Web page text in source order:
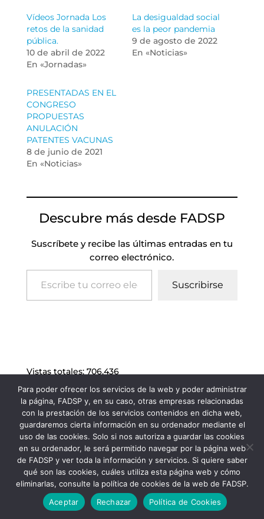
Vídeos Jornada Los
retos de la sanidad
pública.
10 de abril de 2022
En «Jornadas»
La desigualdad social
es la peor pandemia
9 de agosto de 2022
En «Noticias»
PRESENTADAS EN EL
CONGRESO
PROPUESTAS
ANULACIÓN
PATENTES VACUNAS
8 de junio de 2021
En «Noticias»
Descubre más desde FADSP
Suscríbete y recibe las últimas entradas en tu
correo electrónico.
Escribe tu correo electrónico…
Suscribirse
Vistas totales: 706.436
FADSP · 2023 |Aviso legal|Política de
Privacidad|Política de Cookies
Para poder ofrecer los servicios de la web y poder administrar
la página, FADSP y, en su caso, otras empresas relacionadas
con la prestación de los servicios contenidos en dicha web,
guardaremos cierta información en su ordenador mediante el
uso de las cookies. Solo si nos autoriza a guardar las cookies
en su ordenador, le será permitido navegar por la página web
de FADSP y ver toda la información y servicios. Si quiere saber
qué son las cookies, cuáles utiliza esta página web y cómo
eliminarlas, consulte la política de cookies de la web de FADSP.
Aceptar
Rechazar Política de Cookies